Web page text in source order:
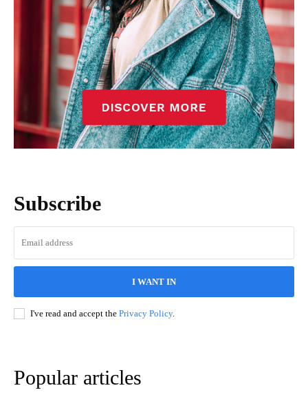
Subscribe
I WANT IN
I've read and accept the Privacy Policy.
Popular articles